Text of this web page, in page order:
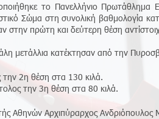
το Πανελλήνιο Πρωτάθλημα
Σώμα στη συνολική βαθμολογία
στην πρώτη και δεύτερη θέση
μετάλλια κατέκτησαν από την
2η θέση στα 130 κιλά.
την 3η θέση στα 80 κιλά.
Αθηνών Αρχιπύραρχος Ανδριόπουλος